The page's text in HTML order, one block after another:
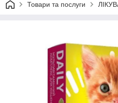
Товари та послуги